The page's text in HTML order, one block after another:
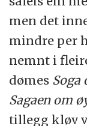
men det
mindre per
nemnt i
dømes Soga
Sagaen om
tillegg kløv